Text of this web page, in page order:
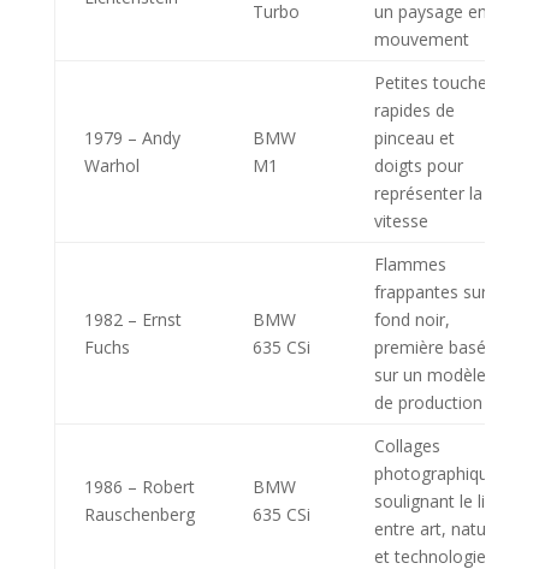
Turbo
un paysage en
mouvement
1979 – Andy
Warhol
BMW
M1
Petites touches
rapides de
pinceau et
doigts pour
représenter la
vitesse
1982 – Ernst
Fuchs
BMW
635 CSi
Flammes
frappantes sur
fond noir,
première basée
sur un modèle
de production
1986 – Robert
Rauschenberg
BMW
635 CSi
Collages
photographiques
soulignant le lien
entre art, nature
et technologie